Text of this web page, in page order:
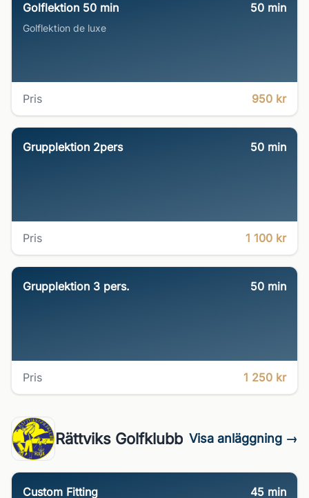
Golflektion 50 min 50 min
Golflektion de luxe
Pris 950 kr
Grupplektion 2pers 50 min
Pris 1 100 kr
Grupplektion 3 pers. 50 min
Pris 1 250 kr
Rättviks Golfklubb Visa anläggning →
Custom Fitting 45 min